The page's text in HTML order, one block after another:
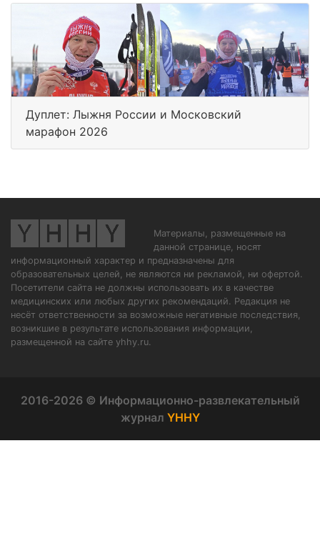
Дуплет: Лыжня России и Московский
марафон 2026
Материалы, размещенные на
данной странице, носят
информационный характер и предназначены для
образовательных целей, не являются ни рекламой, ни офертой.
Посетители сайта не должны использовать их в качестве
медицинских или любых других рекомендаций. Редакция не
несёт ответственности за возможные негативные последствия,
возникшие в результате использования информации,
размещенной на сайте yhhy.ru.
2016-2026 © Информационно-развлекательный
журнал YHHY